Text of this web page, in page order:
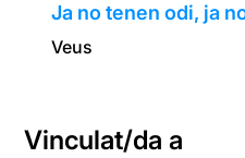
Ja no tenen odi, ja
Veus
Vinculat/da a